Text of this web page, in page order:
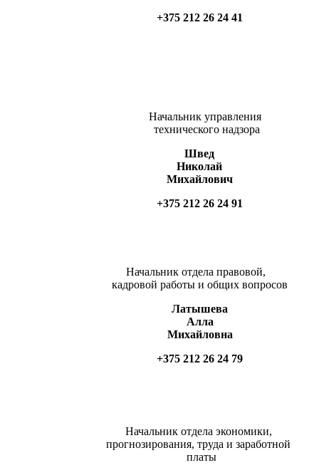
+375 212 26 24 41
Начальник управления
технического надзора
Швед
Николай
Михайлович
+375 212 26 24 91
Начальник отдела правовой,
кадровой работы и общих вопросов
Латышева
Алла
Михайловна
+375 212 26 24 79
Начальник отдела экономики,
прогнозирования, труда и заработной
платы